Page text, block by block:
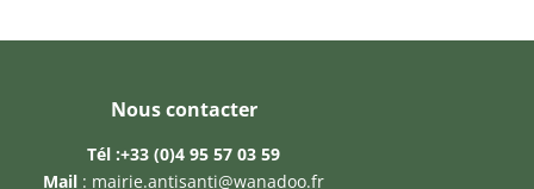
Nous contacter
Tél :+33 (0)4 95 57 03 59
Mail : mairie.antisanti@wanadoo.fr